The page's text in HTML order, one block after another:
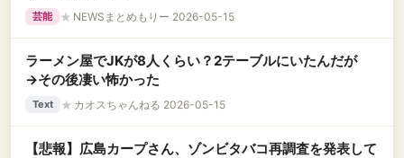
芸能 ★ NEWSまとめもりー 2026-05-15
ラーメン屋でJKが8人くらい？2テーブルにいたんだが
→その後凄い怖かった
Text ★ カオスちゃんねる 2026-05-15
【悲報】広島カープさん、ゾンビタバコ再調査を発表して